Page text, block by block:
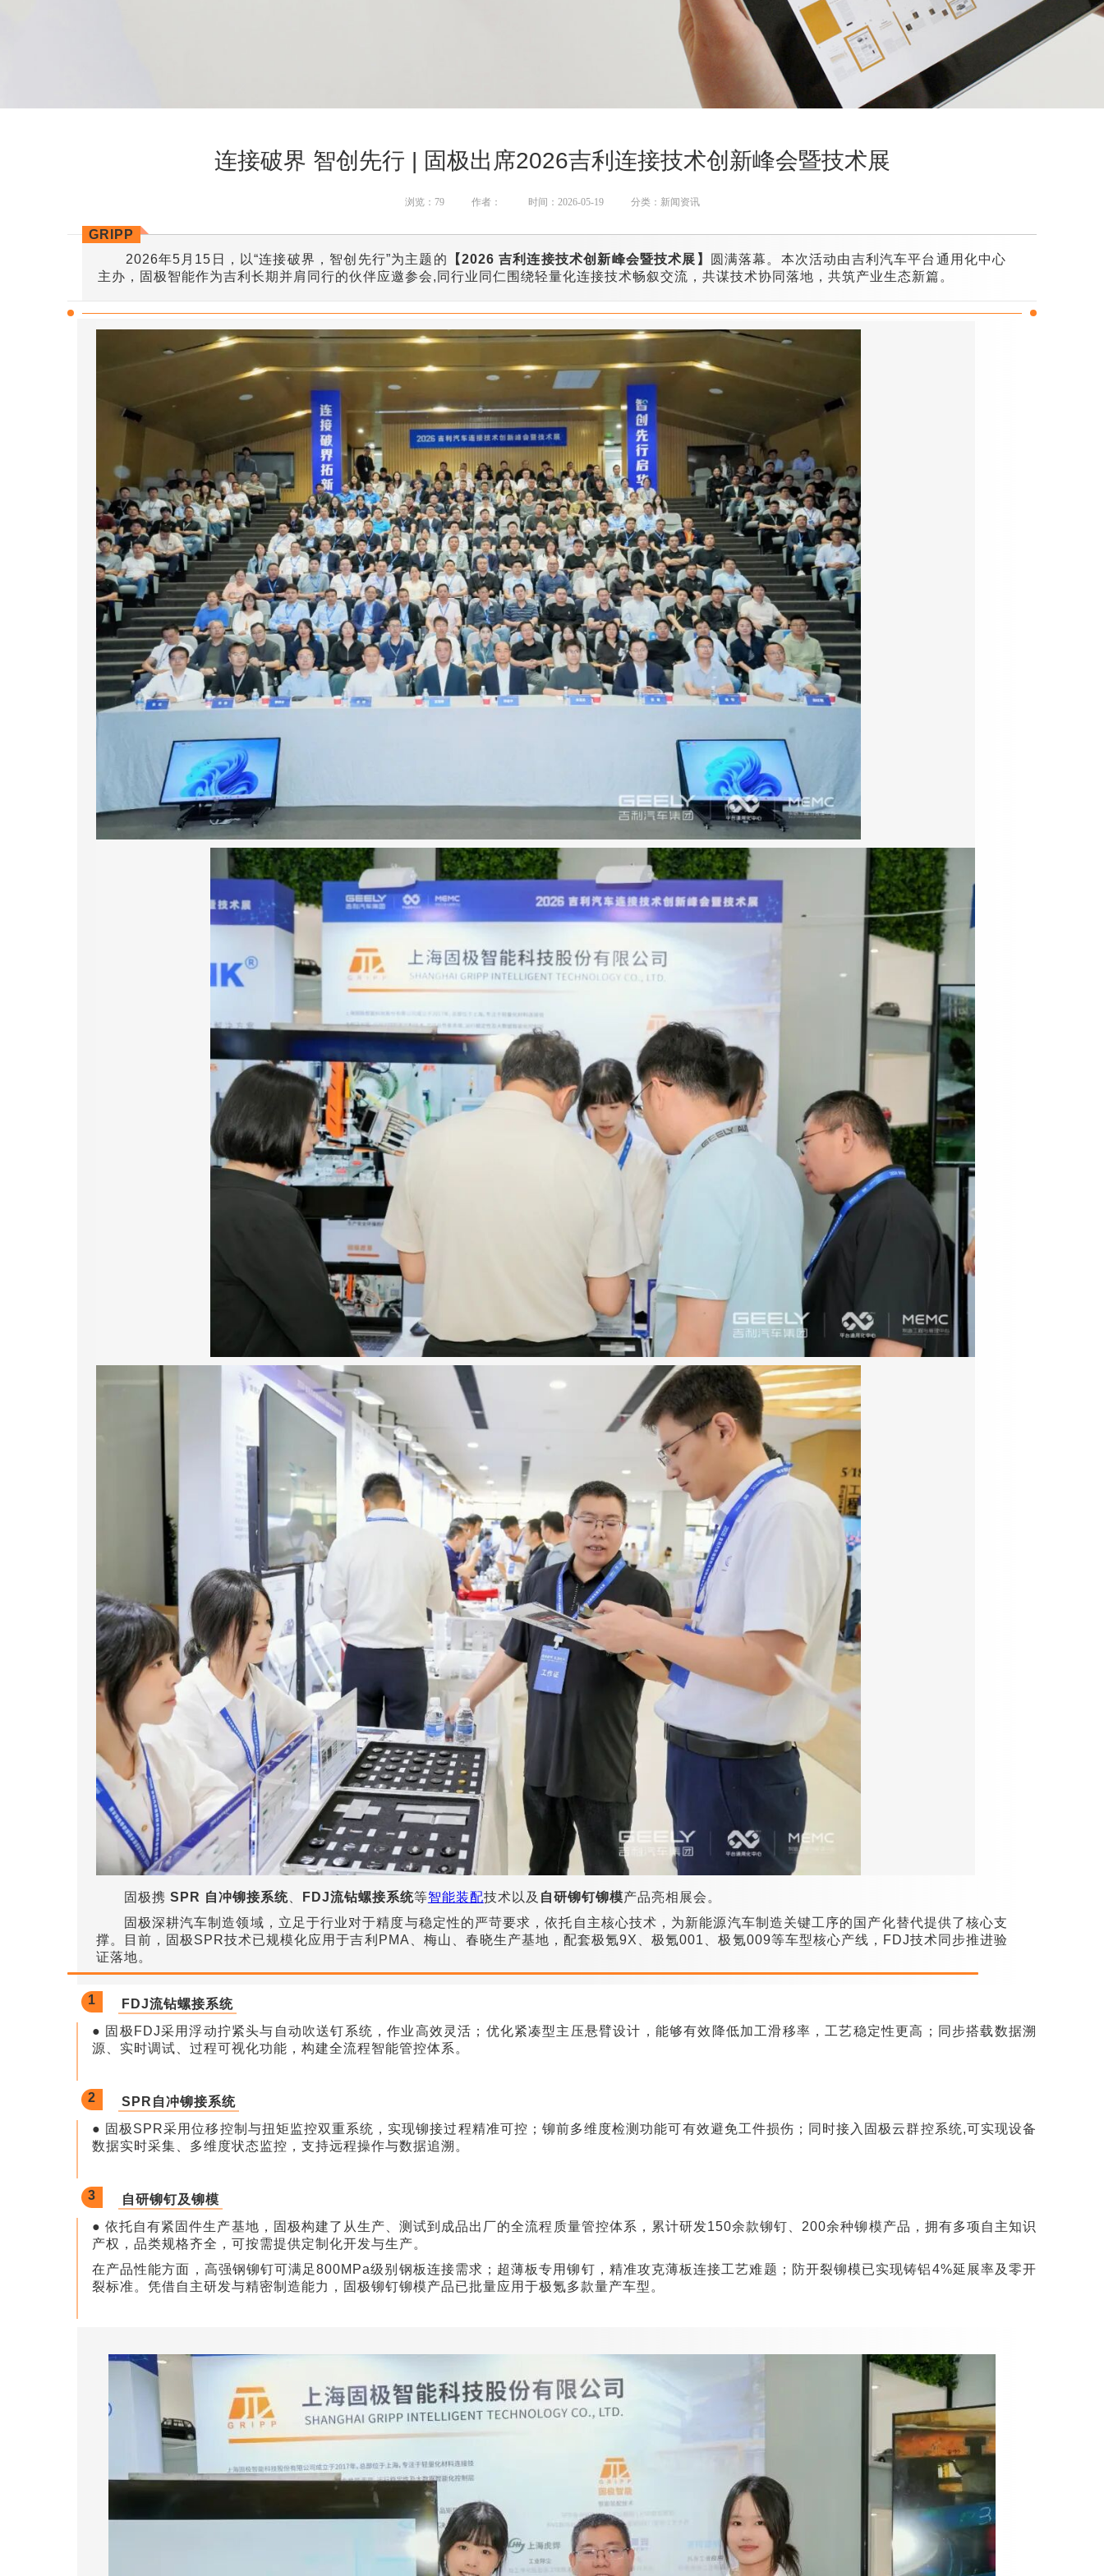
连接破界 智创先行 | 固极出席2026吉利连接技术创新峰会暨技术展
浏览：79 作者： 时间：2026-05-19 分类：新闻资讯
GRIPP
2026年5月15日，以“连接破界，智创先行”为主题的
【2026 吉利连接技术创新峰会暨技术展】
圆满落幕。本次活动由吉利汽车平台通用化中心
主办，固极智能作为吉利长期并肩同行的伙伴应邀参会,同行业同仁围绕轻量化连接技术畅叙交流，共谋技术协同落地，共筑产业生态新篇。
固极携 SPR 自冲铆接系统、 FDJ流钻螺接系统等智能装配技术以及 自研铆钉铆模产品亮相展会。
固极深耕汽车制造领域，立足于行业对于精度与稳定性的严苛要求，依托自主核心技术， 为新能源汽车制造关键工序的国产化替代提供了核心支
撑。
目前，固极SPR技术已规模化应用于吉利PMA、梅山、春晓生产基地，配套极氪9X、极氪001、极氪009等车型核心产线，FDJ技术同步推进验
证落地。
1
FDJ流钻螺接系统
● 固极FDJ采用浮动拧紧头与自动吹送钉系统，作业高效灵活；优化紧凑型主压悬臂设计，能够有效降低加工滑移率，工艺稳定性更高；同步搭载数据溯
源、实时调试、过程可视化功能，构建全流程智能管控体系。
2
SPR自冲铆接系统
● 固极SPR采用位移控制与扭矩监控双重系统，实现铆接过程精准可控；铆前多维度检测功能可有效避免工件损伤；同时接入固极云群控系统,可实现设备
数据实时采集、多维度状态监控，支持远程操作与数据追溯。
3
自研铆钉及铆模
● 依托自有紧固件生产基地，固极构建了从生产、测试到成品出厂的全流程质量管控体系，累计研发150余款铆钉、200余种铆模产品，拥有多项自主知识
产权，品类规格齐全，可按需提供定制化开发与生产。
在产品性能方面，高强钢铆钉可满足800MPa级别钢板连接需求；超薄板专用铆钉，精准攻克薄板连接工艺难题；防开裂铆模已实现铸铝4%延展率及零开
裂标准。凭借自主研发与精密制造能力，固极铆钉铆模产品已批量应用于极氪多款量产车型。